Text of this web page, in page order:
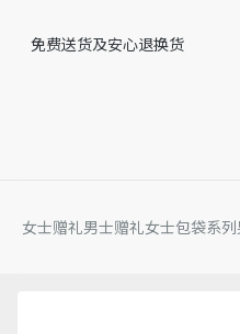
免费送货及安心退换货
女士赠礼男士赠礼女士包袋系列